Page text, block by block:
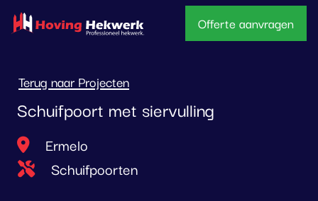
overslaan
Offerte aanvragen
Terug naar Projecten
Schuifpoort met siervulling
Locatie
Ermelo
Type project
Schuifpoorten